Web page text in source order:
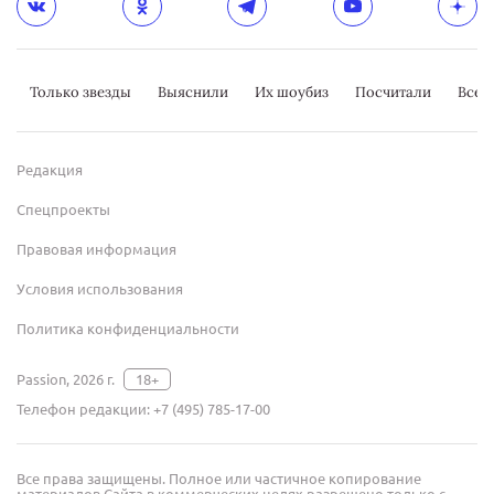
Только звезды Выяснили Их шоубиз Посчитали
Редакция
Спецпроекты
Правовая информация
Условия использования
Политика конфиденциальности
Passion, 2026 г.
18+
Телефон редакции:+7 (495) 785-17-00
Все права защищены. Полное или частичное копирование